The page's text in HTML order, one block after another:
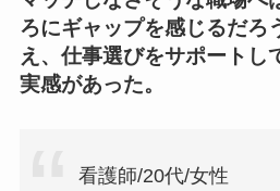
ろにギャップを感じるだろ
え、仕事選びをサポートし
実感があった。
看護師/20代/女性